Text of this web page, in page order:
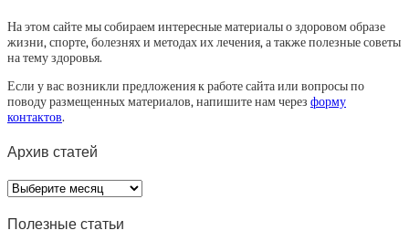
На этом сайте мы собираем интересные материалы о здоровом образе
жизни, спорте, болезнях и методах их лечения, а также полезные советы
на тему здоровья.
Если у вас возникли предложения к работе сайта или вопросы по
поводу размещенных материалов, напишите нам через форму
контактов.
Архив статей
Архив
статей
Полезные статьи